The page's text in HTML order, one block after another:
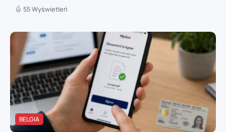
55 Wyświetleń
BELGIA